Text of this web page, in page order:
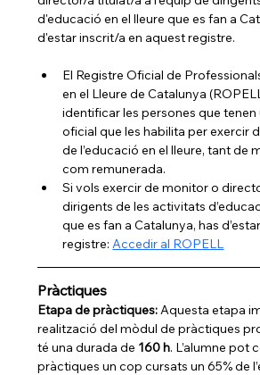
d'educació en el lleure que es fan a
d'estar inscrit/a en aquest registre.
El Registre Oficial de
en el Lleure de Catalunya
identificar les persones que
oficial que les habilita per exercir
de l’educació en el lleure, tant de
com remunerada.
Si vols exercir de monitor o
dirigents de les activitats
que es fan a Catalunya, has
registre: Accedir al ROPELL
Pràctiques
Etapa de pràctiques: Aquesta etapa
realització del mòdul de pràctiques
té una durada de 160 h. L’alumne pot
pràctiques un cop cursats un 65% de